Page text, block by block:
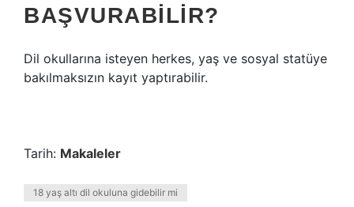
BAŞVURABILIR?
Dil okullarına isteyen herkes, yaş ve sosyal statüye
bakılmaksızın kayıt yaptırabilir.
Tarih: Makaleler
18 yaş altı dil okuluna gidebilir mi